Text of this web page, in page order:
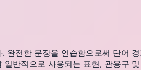
전한 문장을 연습함으로써 단어
반적으로 사용되는 표현, 관용구